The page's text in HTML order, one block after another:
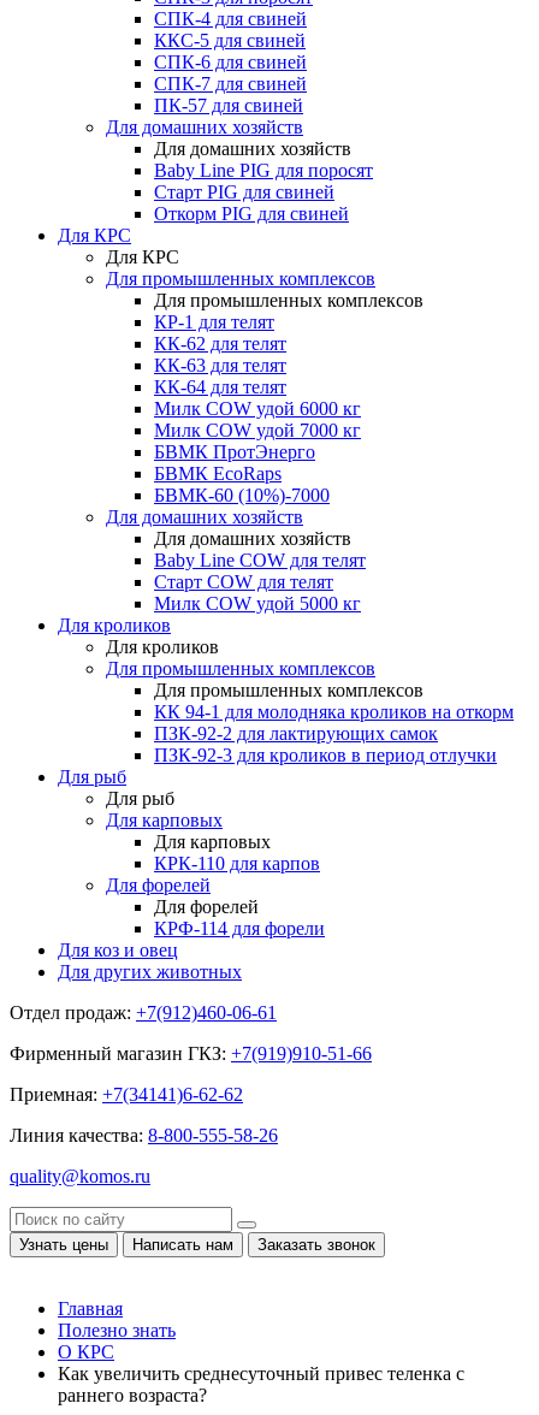
СПК-4 для свиней
ККС-5 для свиней
СПК-6 для свиней
СПК-7 для свиней
ПК-57 для свиней
Для домашних хозяйств
Для домашних хозяйств
Baby Line PIG для поросят
Старт PIG для свиней
Откорм PIG для свиней
Для КРС
Для КРС
Для промышленных комплексов
Для промышленных комплексов
КР-1 для телят
КК-62 для телят
КК-63 для телят
КК-64 для телят
Милк COW удой 6000 кг
Милк COW удой 7000 кг
БВМК ПротЭнерго
БВМК EcoRaps
БВМК-60 (10%)-7000
Для домашних хозяйств
Для домашних хозяйств
Baby Line COW для телят
Старт COW для телят
Милк COW удой 5000 кг
Для кроликов
Для кроликов
Для промышленных комплексов
Для промышленных комплексов
КК 94-1 для молодняка кроликов на откорм
ПЗК-92-2 для лактирующих самок
ПЗК-92-3 для кроликов в период отлучки
Для рыб
Для рыб
Для карповых
Для карповых
КРК-110 для карпов
Для форелей
Для форелей
КРФ-114 для форели
Для коз и овец
Для других животных
Отдел продаж: +7(912)460-06-61
Фирменный магазин ГКЗ: +7(919)910-51-66
Приемная: +7(34141)6-62-62
Линия качества: 8-800-555-58-26
quality@komos.ru
Узнать цены Написать нам Заказать звонок
Главная
Полезно знать
О КРС
Как увеличить среднесуточный привес теленка с
раннего возраста?